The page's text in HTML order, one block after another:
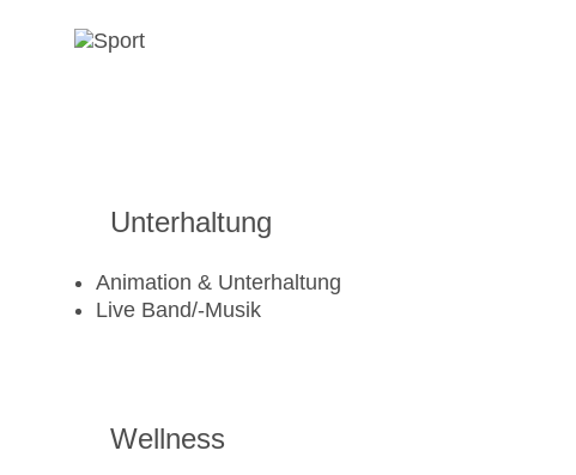
Unterhaltung
Animation & Unterhaltung
Live Band/-Musik
Wellness